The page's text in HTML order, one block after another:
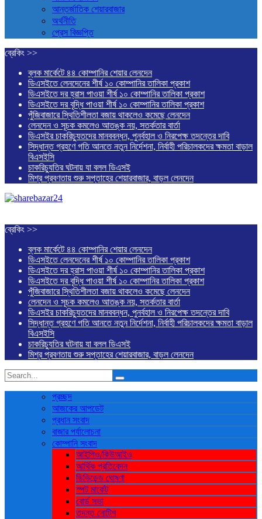
আন্তর্জাতিক শেয়ারবাজার
অর্থনীতি
প্রেস বিজ্ঞপ্তি
ব্রেকিং >>
ব্লক মার্কেটে ৪৪ কোম্পানির শেয়ার লেনদেন
ডিএসইতে লেনদেনের শীর্ষ ১০ কোম্পানির তালিকা প্রকাশ
ডিএসইতে দর হ্রাস পাওয়া শীর্ষ ১০ কোম্পানির তালিকা প্রকাশ
ডিএসইতে দর বৃদ্ধি পাওয়া শীর্ষ ১০ কোম্পানির তালিকা প্রকাশ
পুঁজিবাজারে স্থিতিশীলতা বজায় থাকলেও কমেছে লেনদেন
লেনদেন ও সূচক কমলেও আতঙ্ক নয়, সতর্কতার বার্তা
ডিএসইর চাকরিচ্যুতদের মানববন্ধন, পুনর্বহাল ও নিরপেক্ষ তদন্তের দাবি
সিদ্ধান্ত গ্রহণে গতি আনতে নতুন নির্দেশনা, নির্বাহী পরিচালকদের ক্ষমতা বাড়াল
বিএসইসি
চাকরিচ্যুতির ঘটনায় যা বলল ডিএসই
মিশ্র প্রবণতায় শুরু সপ্তাহের শেয়ারবাজার, বাড়ল লেনদেন
ব্রেকিং >>
ব্লক মার্কেটে ৪৪ কোম্পানির শেয়ার লেনদেন
ডিএসইতে লেনদেনের শীর্ষ ১০ কোম্পানির তালিকা প্রকাশ
ডিএসইতে দর হ্রাস পাওয়া শীর্ষ ১০ কোম্পানির তালিকা প্রকাশ
ডিএসইতে দর বৃদ্ধি পাওয়া শীর্ষ ১০ কোম্পানির তালিকা প্রকাশ
পুঁজিবাজারে স্থিতিশীলতা বজায় থাকলেও কমেছে লেনদেন
লেনদেন ও সূচক কমলেও আতঙ্ক নয়, সতর্কতার বার্তা
ডিএসইর চাকরিচ্যুতদের মানববন্ধন, পুনর্বহাল ও নিরপেক্ষ তদন্তের দাবি
সিদ্ধান্ত গ্রহণে গতি আনতে নতুন নির্দেশনা, নির্বাহী পরিচালকদের ক্ষমতা বাড়াল
বিএসইসি
চাকরিচ্যুতির ঘটনায় যা বলল ডিএসই
মিশ্র প্রবণতায় শুরু সপ্তাহের শেয়ারবাজার, বাড়ল লেনদেন
প্রচ্ছদ
আজকের আপডেট
প্রধান সংবাদ
বাজার পর্যালোচনা
কোম্পানি সংবাদ
আইপিও/কিউআইও
আর্থিক প্রতিবেদন
ডিভিডেন্ড ঘোষণা
স্পট মার্কেট
বোর্ড সভা
তদন্ত নোটিশ